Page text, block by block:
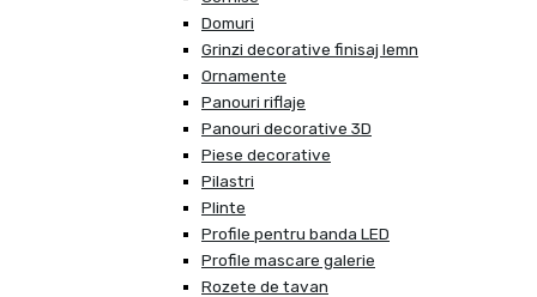
Domuri
Grinzi decorative finisaj lemn
Ornamente
Panouri riflaje
Panouri decorative 3D
Piese decorative
Pilastri
Plinte
Profile pentru banda LED
Profile mascare galerie
Rozete de tavan